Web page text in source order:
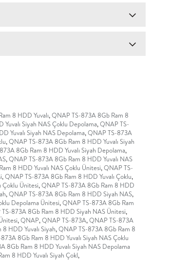
8 HDD Yuvalı,QNAP TS-873A 8Gb Ram 8
Siyah NAS Çoklu Depolama,QNAP TS-
Yuvalı Siyah NAS Depolama,QNAP TS-873A
,QNAP TS-873A 8Gb Ram 8 HDD Yuvalı Siyah
8Gb Ram 8 HDD Yuvalı Siyah Depolama,
,QNAP TS-873A 8Gb Ram 8 HDD Yuvalı NAS
8 HDD Yuvalı NAS Çoklu Ünitesi,QNAP TS-
,QNAP TS-873A 8Gb Ram 8 HDD Yuvalı Çoklu,
Çoklu Ünitesi,QNAP TS-873A 8Gb Ram 8 HDD
,QNAP TS-873A 8Gb Ram 8 HDD Siyah NAS,
Depolama Ünitesi,QNAP TS-873A 8Gb Ram
873A 8Gb Ram 8 HDD Siyah NAS Ünitesi,
,QNAP,QNAP TS-873A,QNAP TS-873A
HDD Yuvalı Siyah,QNAP TS-873A 8Gb Ram 8
8Gb Ram 8 HDD Yuvalı Siyah NAS Çoklu
8Gb Ram 8 HDD Yuvalı Siyah NAS Depolama
8 HDD Yuvalı Siyah Çokl,